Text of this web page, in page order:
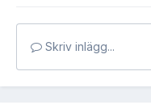
Skriv inlägg...